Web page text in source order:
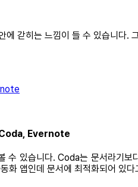
에 갇히는 느낌이 들 수 있습니다.
Coda, Evernote
수 있습니다. Coda는 문서라기보
화 앱인데 문서에 최적화되어 있다